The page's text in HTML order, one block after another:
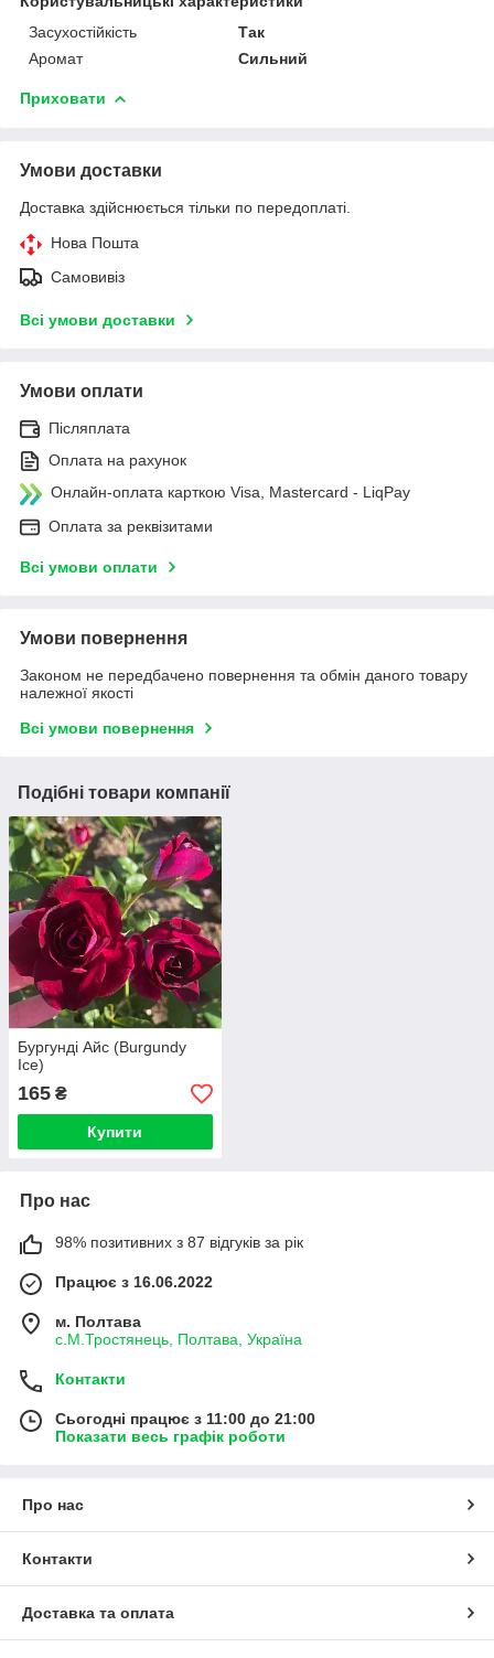
Засухостійкість
Так
Аромат
Сильний
Приховати
Умови доставки
Доставка здійснюється тільки по передоплаті.
Нова Пошта
Самовивіз
Всі умови доставки
Умови оплати
Післяплата
Оплата на рахунок
Онлайн-оплата карткою Visa, Mastercard - LiqPay
Оплата за реквізитами
Всі умови оплати
Умови повернення
Законом не передбачено повернення та обмін даного товару
належної якості
Всі умови повернення
Подібні товари компанії
Бургунді Айс (Burgundy
Ice)
165 ₴
Купити
Про нас
98% позитивних з 87 відгуків за рік
Працює з 16.06.2022
м. Полтава
с.М.Тростянець, Полтава, Україна
Контакти
Сьогодні працює з 11:00 до 21:00
Показати весь графік роботи
Про нас
Контакти
Доставка та оплата